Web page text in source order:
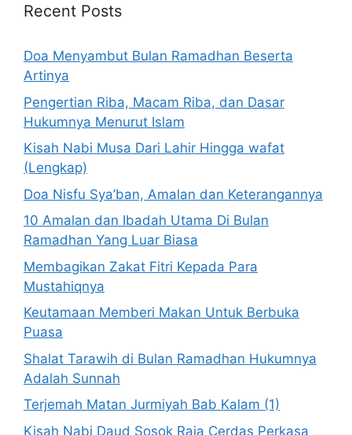
Recent Posts
Doa Menyambut Bulan Ramadhan Beserta
Artinya
Pengertian Riba, Macam Riba, dan Dasar
Hukumnya Menurut Islam
Kisah Nabi Musa Dari Lahir Hingga wafat
(Lengkap)
Doa Nisfu Sya’ban, Amalan dan Keterangannya
10 Amalan dan Ibadah Utama Di Bulan
Ramadhan Yang Luar Biasa
Membagikan Zakat Fitri Kepada Para
Mustahiqnya
Keutamaan Memberi Makan Untuk Berbuka
Puasa
Shalat Tarawih di Bulan Ramadhan Hukumnya
Adalah Sunnah
Terjemah Matan Jurmiyah Bab Kalam (1)
Kisah Nabi Daud Sosok Raja Cerdas Perkasa